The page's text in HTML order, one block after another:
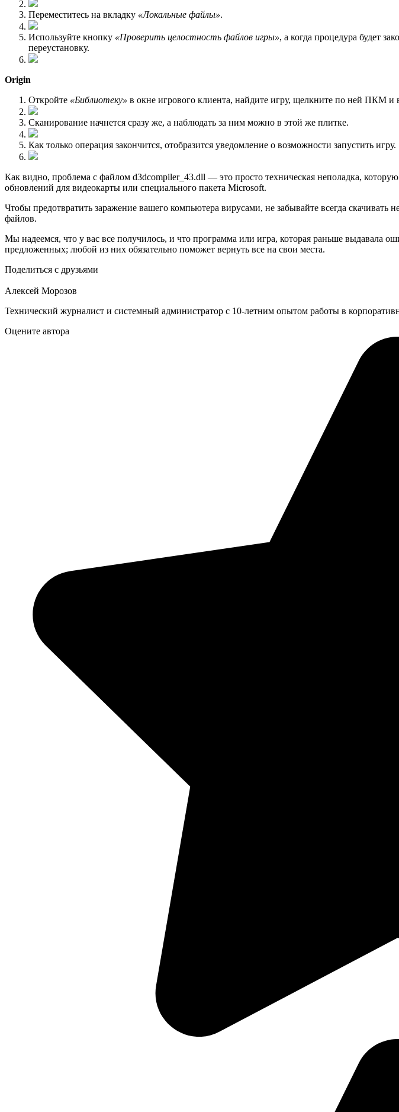
Переместитесь на вкладку «Локальные файлы».
Используйте кнопку «Проверить целостность файлов игры», а когда процедура будет
переустановку.
Origin
Откройте «Библиотеку» в окне игрового клиента, найдите игру, щелкните по ней ПКМ и
Сканирование начнется сразу же, а наблюдать за ним можно в этой же плитке.
Как только операция закончится, отобразится уведомление о возможности запустить игру.
Как видно, проблема с файлом d3dcompiler_43.dll — это просто техническая неполадка,
обновлений для видеокарты или специального пакета Microsoft.
Чтобы предотвратить заражение вашего компьютера вирусами, не забывайте всегда
файлов.
Мы надеемся, что у вас все получилось, и что программа или игра, которая раньше выдавала
предложенных; любой из них обязательно поможет вернуть все на свои места.
Поделиться с друзьями
Алексей Морозов
Технический журналист и системный администратор с 10‑летним опытом работы в
Оцените автора